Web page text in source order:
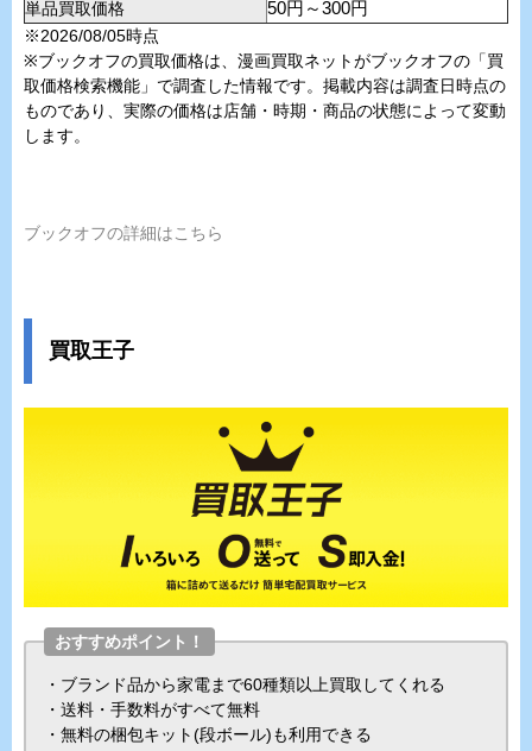
単品買取価格
50円～300円
※2026/08/05時点
※ブックオフの買取価格は、漫画買取ネットがブックオフの「買
取価格検索機能」で調査した情報です。掲載内容は調査日時点の
ものであり、実際の価格は店舗・時期・商品の状態によって変動
します。
ブックオフの詳細はこちら
買取王子
おすすめポイント！
・ブランド品から家電まで60種類以上買取してくれる
・送料・手数料がすべて無料
・無料の梱包キット(段ボール)も利用できる